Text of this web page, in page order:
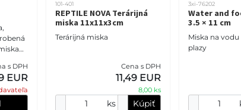
s DPH
EUR
101-401
REPTILE NOVA Terárijná
miska 11x11x3cm
Terárijná miska
Cena s DPH
11,49 EUR
8,00 ks
ks Kúpiť
3xi-76202
Water and
3.5 × 11 cm
Miska na
plazy